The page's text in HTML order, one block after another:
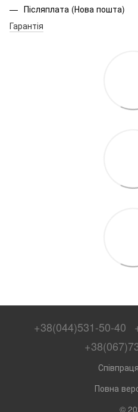
Післяплата (Нова пошта)
Гарантія
+38(044)531-50-40
Повна
©